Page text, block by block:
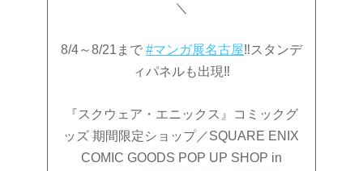
＼
8/4～8/21まで #マンガ展名古屋‼スタンデ
ィパネルも出現‼
『スクウェア・エニックス』コミックグ
ッズ 期間限定ショップ／SQUARE ENIX
COMIC GOODS POP UP SHOP in